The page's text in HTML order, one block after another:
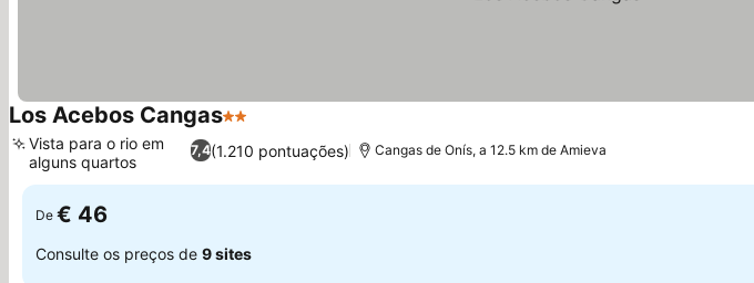
Los Acebos Cangas2 Estrelas
7,4(1.210 pontuações)
Vista para o rio em
alguns quartos
Cangas de Onís, a 12.5 km de Amieva
De € 46
Consulte os preços de 9 sites